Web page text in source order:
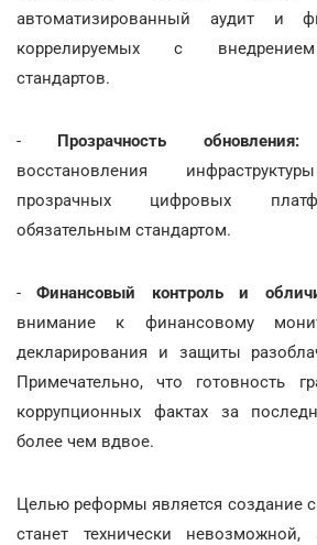
автоматизированный аудит и
коррелируемых с
стандартов.
- Прозрачность обновления:
восстановления
прозрачных цифровых
обязательным стандартом.
-Финансовый контроль и
внимание к финансовому
декларирования и защиты
Примечательно, что готовность
коррупционных фактах за
более чем вдвое.
Целью реформы является создание
станет технически невозможной,